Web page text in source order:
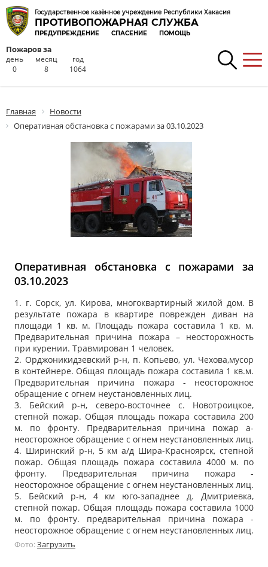
Государственное казённое учреждение Республики Хакасия
ПРОТИВОПОЖАРНАЯ СЛУЖБА
ПРЕДУПРЕЖДЕНИЕ СПАСЕНИЕ ПОМОЩЬ
Пожаров за
день
0
месяц
8
год
1064
Главная
Новости
Оперативная обстановка с пожарами за 03.10.2023
Оперативная обстановка с пожарами за
03.10.2023
1. г. Сорск, ул. Кирова, многоквартирный жилой дом. В
результате пожара в квартире поврежден диван на
площади 1 кв. м. Площадь пожара составила 1 кв. м.
Предварительная причина пожара – неосторожность
при курении. Травмирован 1 человек.
2. Орджоникидзевский р-н, п. Копьево, ул. Чехова,мусор
в контейнере. Общая площадь пожара составила 1 кв.м.
Предварительная причина пожара - неосторожное
обращение с огнем неустановленных лиц.
3. Бейский р-н, северо-восточнее с. Новотроицкое,
степной пожар. Общая площадь пожара составила 200
м. по фронту. Предварительная причина пожар а-
неосторожное обращение с огнем неустановленных лиц.
4. Ширинский р-н, 5 км а/д Шира-Красноярск, степной
пожар. Общая площадь пожара составила 4000 м. по
фронту. Предварительная причина пожара -
неосторожное обращение с огнем неустановленных лиц.
5. Бейский р-н, 4 км юго-западнее д. Дмитриевка,
степной пожар. Общая площадь пожара составила 1000
м. по фронту. предварительная причина пожара -
неосторожное обращение с огнем неустановленных лиц.
Фото:Загрузить